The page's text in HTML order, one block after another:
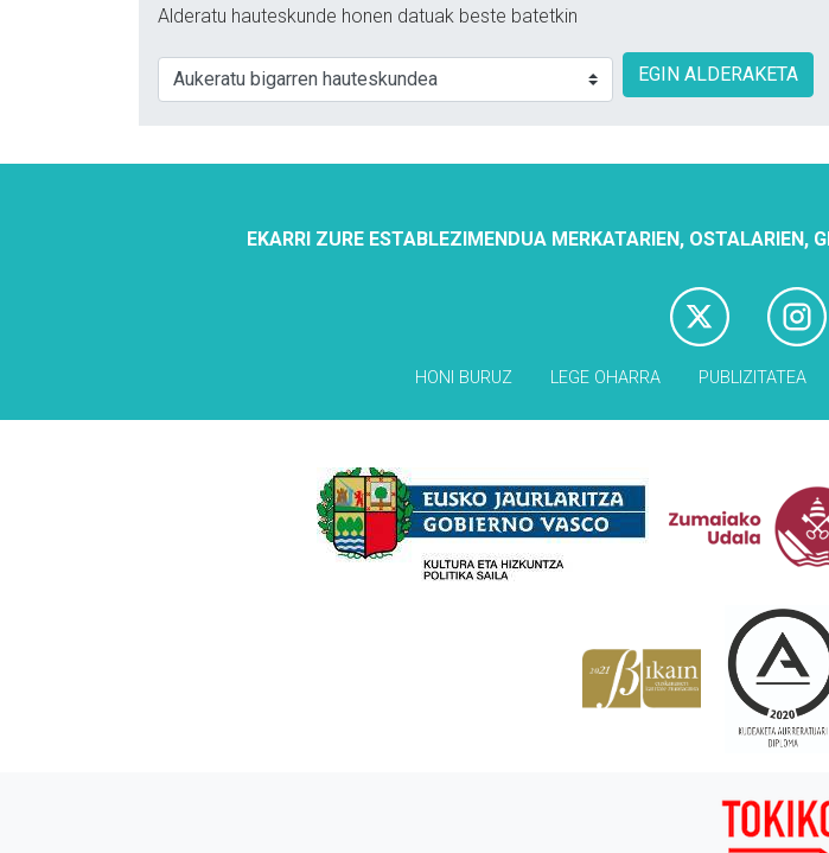
Alderatu hauteskunde honen datuak beste batetkin
EGIN ALDERAKETA
EKARRI ZURE ESTABLEZIMENDUA MERKATARIEN, OSTALARIEN,
HONI BURUZ LEGE OHARRA PUBLIZITATEA